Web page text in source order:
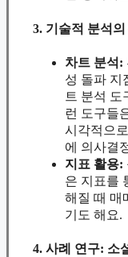
3. 기술적 분석
차트 분석:
성 돌파 지
트 분석 도
런 도구들
시각적으
에 의사결
지표 활용:
은 지표를
해질 때 매
기도 해요.
4. 사례 연구: 소